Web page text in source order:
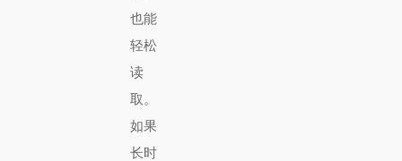
也能
轻松
读
取。
如果
长时